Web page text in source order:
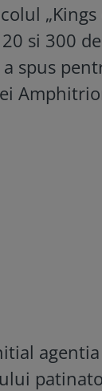
si 300
spus